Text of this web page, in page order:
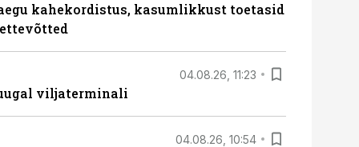
kahekordistus, kasumlikkust toetasid
04.08.26, 11:23
viljaterminali
04.08.26, 10:54